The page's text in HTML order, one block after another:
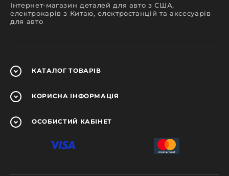
Інтернет-магазин деталей для авто з США,
електрокарів з Китаю, електростанцій та аксесуарів
для авто
КАТАЛОГ ТОВАРІВ
КОРИСНА ІНФОРМАЦІЯ
ОСОБИСТИЙ КАБІНЕТ